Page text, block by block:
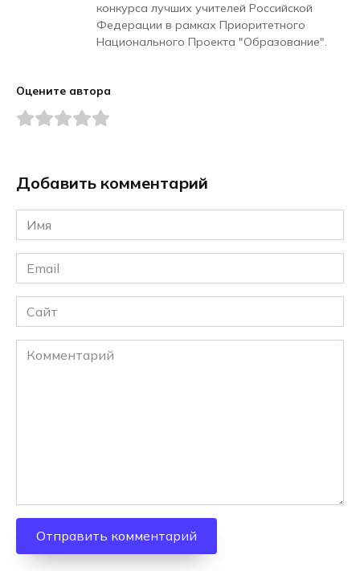
конкурса лучших учителей Российской
Федерации в рамках Приоритетного
Национального Проекта "Образование".
Оцените автора
Добавить комментарий
Имя
*
Email
*
Сайт
Комментарий